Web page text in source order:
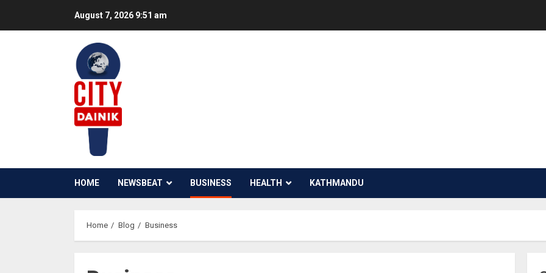
August 7, 2026 9:51 am
HOME NEWSBEAT BUSINESS HEALTH KATHMANDU
Home Blog Business